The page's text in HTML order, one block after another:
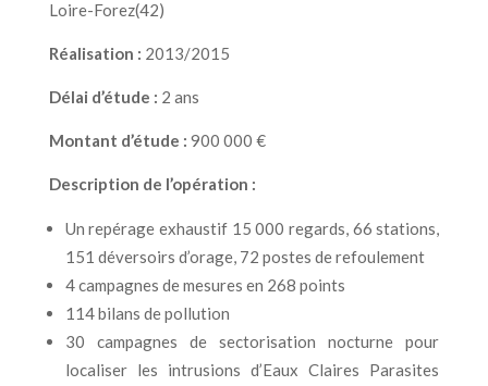
Loire-Forez(42)
Réalisation : 2013/2015
Délai d’étude : 2 ans
Montant d’étude : 900 000 €
Description de l’opération :
Un repérage exhaustif 15 000 regards, 66 stations,
151 déversoirs d’orage, 72 postes de refoulement
4campagnes de mesures en 268 points
114 bilans de pollution
30 campagnes de sectorisation nocturnepour
localiser les intrusions d’Eaux Claires Parasites